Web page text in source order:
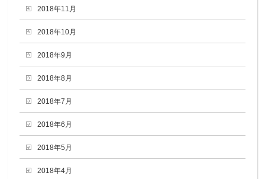
2018年11月
2018年10月
2018年9月
2018年8月
2018年7月
2018年6月
2018年5月
2018年4月